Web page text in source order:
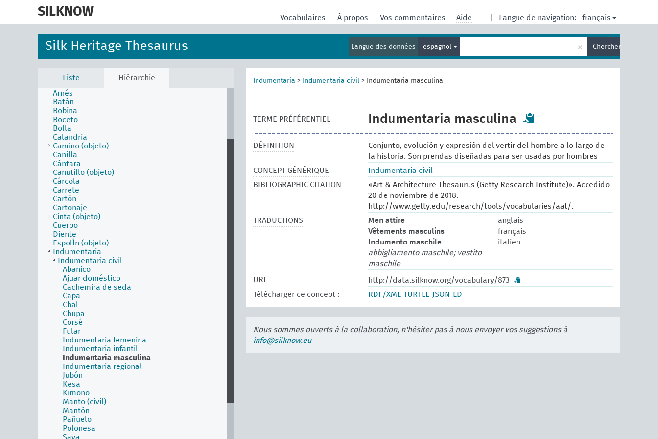
SILKNOW Langue de navigation: français
Vocabulaires À propos Vos commentaires Aide
Silk Heritage Thesaurus Langue des données espagnol
terme
de
× Chercher
Liste Hiérarchie
faceta actividades
faceta conceptos asociados
faceta estilos y periodos
faceta materiales
Aguja
Arnés
Batán
Bobina
Boceto
Bolla
Calandria
Camino (objeto)
Canilla
Cántara
Canutillo (objeto)
Cárcola
Carrete
Cartón
Cartonaje
Cinta (objeto)
Cuerpo
Diente
EspolÍn (objeto)
Indumentaria
Indumentaria civil
Abanico
Ajuar doméstico
Cachemira de seda
Capa
Chal
Chupa
Corsé
Fular
Indumentaria femenina
Indumentaria infantil
Indumentaria masculina
Indumentaria regional
Jubón
Kesa
Kimono
Manto (civil)
Mantón
Pañuelo
Polonesa
Saya
Indumentaria > Indumentaria civil > Indumentaria masculina
TERME PRÉFÉRENTIEL Indumentaria masculina
DÉFINITION
Conjunto, evolución y expresión del vertir del hombre a lo largo de
la historia. Son prendas diseñadas para ser usadas por hombres
CONCEPT GÉNÉRIQUE
Indumentaria civil
BIBLIOGRAPHIC CITATION
«Art & Architecture Thesaurus (Getty Research Institute)». Accedido
20 de noviembre de 2018.
http://www.getty.edu/research/tools/vocabularies/aat/.
TRADUCTIONS
Men attire
anglais
Vêtements masculins
français
Indumento maschile
italien
abbigliamento maschile; vestito
maschile
URI
http://data.silknow.org/vocabulary/873
Télécharger ce concept :
RDF/XML TURTLE JSON-LD
Nous sommes ouverts à la collaboration, n'hésiter pas à nous envoyer vos suggestions à
info@silknow.eu